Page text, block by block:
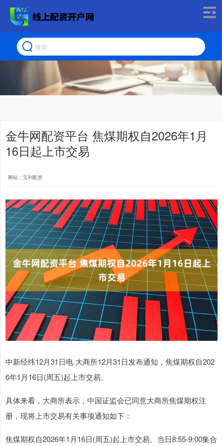
金牛网配资平台 焦煤期权自2026年1月
16日起上市交易
网站：宝利配资
中新经纬12月31日电 大商所12月31日发布通知，焦煤期权自202
6年1月16日(周五)起上市交易。
具体来看，大商所表示，中国证监会已同意大商所焦煤期权注
册，现将上市交易有关事项通知如下：
焦煤期权自2026年1月16日(周五)起上市交易。当日8:55-9:00集合